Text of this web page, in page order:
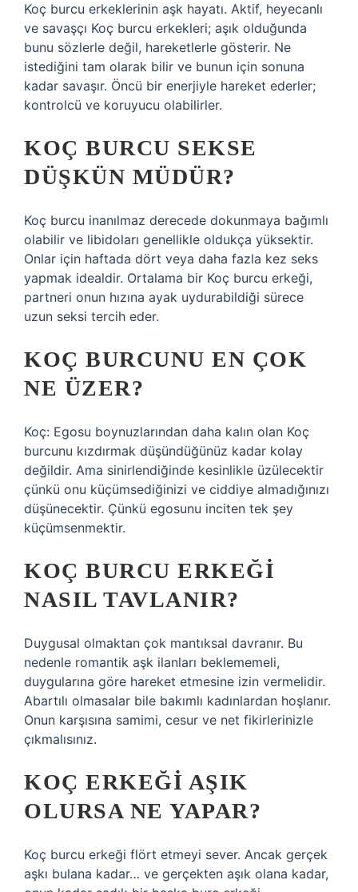
Koç burcu erkeklerinin aşk hayatı. Aktif, heyecanlı
ve savaşçı Koç burcu erkekleri; aşık olduğunda
bunu sözlerle değil, hareketlerle gösterir. Ne
istediğini tam olarak bilir ve bunun için sonuna
kadar savaşır. Öncü bir enerjiyle hareket ederler;
kontrolcü ve koruyucu olabilirler.
KOÇ BURCU SEKSE
DÜŞKÜN MÜDÜR?
Koç burcu inanılmaz derecede dokunmaya bağımlı
olabilir ve libidoları genellikle oldukça yüksektir.
Onlar için haftada dört veya daha fazla kez seks
yapmak idealdir. Ortalama bir Koç burcu erkeği,
partneri onun hızına ayak uydurabildiği sürece
uzun seksi tercih eder.
KOÇ BURCUNU EN ÇOK
NE ÜZER?
Koç: Egosu boynuzlarından daha kalın olan Koç
burcunu kızdırmak düşündüğünüz kadar kolay
değildir. Ama sinirlendiğinde kesinlikle üzülecektir
çünkü onu küçümsediğinizi ve ciddiye almadığınızı
düşünecektir. Çünkü egosunu inciten tek şey
küçümsenmektir.
KOÇ BURCU ERKEĞI
NASIL TAVLANIR?
Duygusal olmaktan çok mantıksal davranır. Bu
nedenle romantik aşk ilanları beklememeli,
duygularına göre hareket etmesine izin vermelidir.
Abartılı olmasalar bile bakımlı kadınlardan hoşlanır.
Onun karşısına samimi, cesur ve net fikirlerinizle
çıkmalısınız.
KOÇ ERKEĞI AŞIK
OLURSA NE YAPAR?
Koç burcu erkeği flört etmeyi sever. Ancak gerçek
aşkı bulana kadar… ve gerçekten aşık olana kadar,